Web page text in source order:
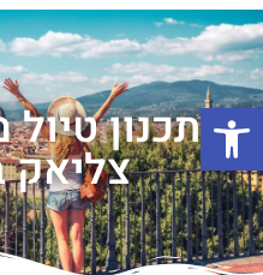
תכנון
צליאק
פתח סרגל נגישות